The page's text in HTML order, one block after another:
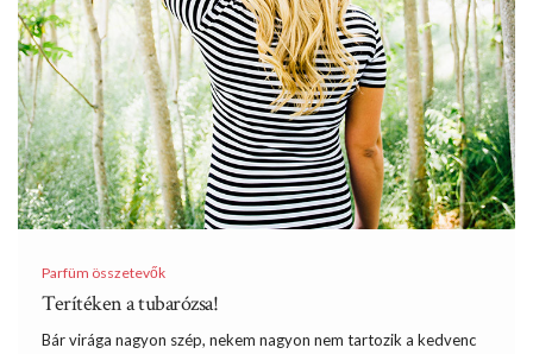
Parfüm összetevők
Terítéken a tubarózsa!
Bár virága nagyon szép, nekem nagyon nem tartozik a kedvenc